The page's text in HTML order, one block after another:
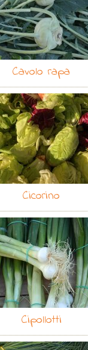
Cavolo rapa
Cicorino
Cipollotti